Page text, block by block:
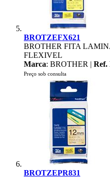
BROTZEFX621
BROTHER FITA
FLEXIVEL
Marca: BROTHER | Ref.
Preço sob consulta
BROTZEPR831